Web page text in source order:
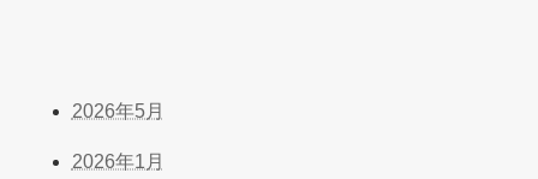
2026年5月
2026年1月